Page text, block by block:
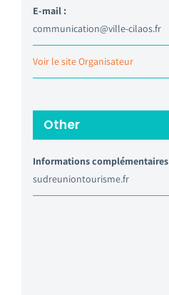
E-mail :
communication@ville-cilaos.fr
Voir le site Organisateur
Other
Informations complémentaires
sudreuniontourisme.fr